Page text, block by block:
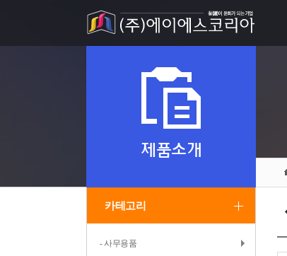
제품소개
카테고리
- 사무용품